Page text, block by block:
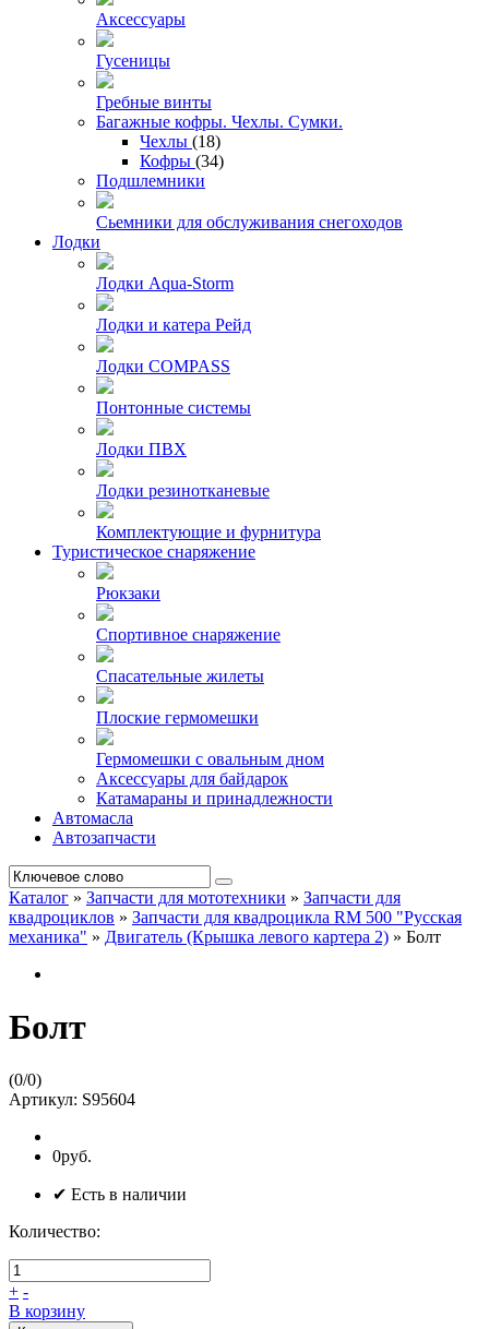
Аксессуары
Гусеницы
Гребные винты
Багажные кофры. Чехлы. Сумки.
Чехлы (18)
Кофры (34)
Подшлемники
Сьемники для обслуживания снегоходов
Лодки
Лодки Aqua-Storm
Лодки и катера Рейд
Лодки COMPASS
Понтонные системы
Лодки ПВХ
Лодки резинотканевые
Комплектующие и фурнитура
Туристическое снаряжение
Рюкзаки
Спортивное снаряжение
Спасательные жилеты
Плоские гермомешки
Гермомешки с овальным дном
Аксессуары для байдарок
Катамараны и принадлежности
Автомасла
Автозапчасти
Каталог » Запчасти для мототехники » Запчасти для
квадроциклов » Запчасти для квадроцикла RM 500 "Русская
механика" » Двигатель (Крышка левого картера 2) » Болт
Болт
(0/0)
Артикул: S95604
0руб.
✔ Есть в наличии
Количество:
+ -
В корзину